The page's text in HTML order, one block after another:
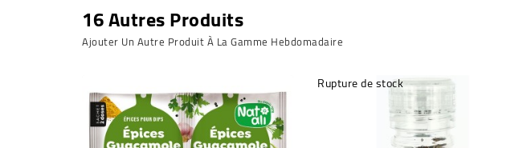
16 Autres Produits
Ajouter Un Autre Produit À La Gamme Hebdomadaire
Rupture de stock